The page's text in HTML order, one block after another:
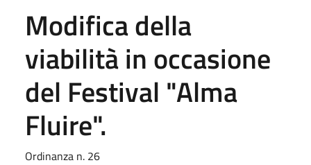
Modifica della
viabilità in occasione
del Festival "Alma
Fluire".
Ordinanza n. 26